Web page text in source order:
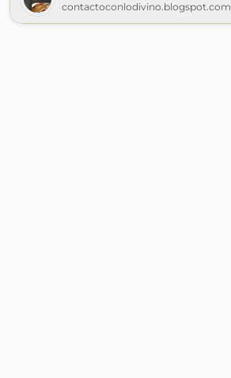
contactoconlodivino.blogspot.com